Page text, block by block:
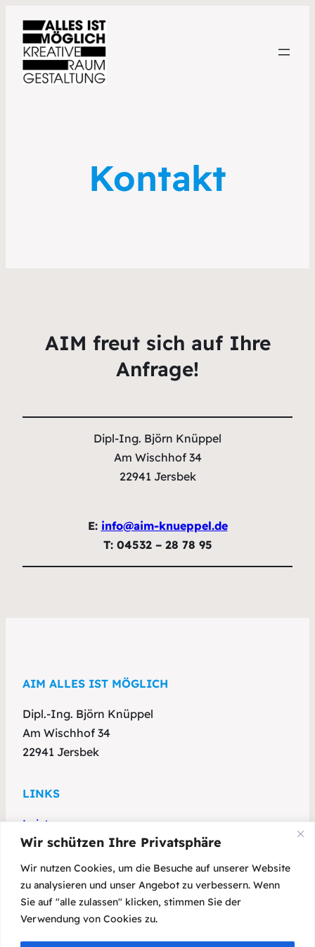
Wir schützen Ihre Privatsphäre
Wir nutzen Cookies, um die Besuche auf unserer Website
zu analysieren und unser Angebot zu verbessern. Wenn
Sie auf "alle zulassen" klicken, stimmen Sie der
Verwendung von Cookies zu.
Kontakt
AIM freut sich auf Ihre
Anfrage!
Dipl-Ing. Björn Knüppel
Am Wischhof 34
22941 Jersbek
E: info@aim-knueppel.de
T: 04532 – 28 78 95
AIM ALLES IST MÖGLICH
Dipl.-Ing. Björn Knüppel
Am Wischhof 34
22941 Jersbek
LINKS
Leistungen
Referenzen
Über mich
KONTAKT